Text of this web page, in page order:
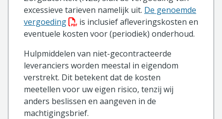
excessieve tarieven namelijk uit. De genoemde
vergoeding(PDF bestand, download bestand)
is inclusief afleveringskosten en
eventuele kosten voor (periodiek) onderhoud.
Hulpmiddelen van niet-gecontracteerde
leveranciers worden meestal in eigendom
verstrekt. Dit betekent dat de kosten
meetellen voor uw eigen risico, tenzij wij
anders beslissen en aangeven in de
machtigingsbrief.